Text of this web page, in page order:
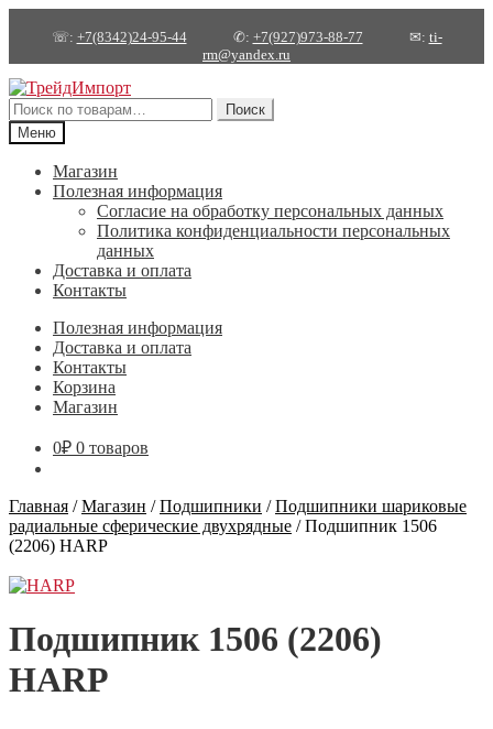
☏: +7(8342)24-95-44✆: +7(927)973-88-77 ✉: ti-
rm@yandex.ru
Перейти
к
навигации
Перейти
к
содержимому
Искать:
Поиск
Меню
Магазин
Полезная информация
Согласие на обработку персональных данных
Политика конфиденциальности персональных
данных
Доставка и оплата
Контакты
Полезная информация
Доставка и оплата
Контакты
Корзина
Магазин
0₽ 0 товаров
Главная /Магазин /Подшипники /Подшипники шариковые
радиальные сферические двухрядные /Подшипник 1506
(2206) HARP
Подшипник 1506 (2206)
HARP